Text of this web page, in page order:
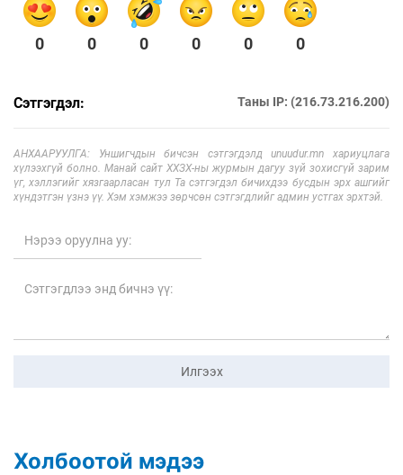
0 0 0 0 0 0
Сэтгэгдэл: Таны IP: (216.73.216.200)
АНХААРУУЛГА: Уншигчдын бичсэн сэтгэгдэлд unuudur.mn хариуцлага
хүлээхгүй болно. Манай сайт ХХЗХ-ны журмын дагуу зүй зохисгүй зарим
үг, хэллэгийг хязгаарласан тул Та сэтгэгдэл бичихдээ бусдын эрх ашгийг
хүндэтгэн үзнэ үү. Хэм хэмжээ зөрчсөн сэтгэгдлийг админ устгах эрхтэй.
Илгээх
Холбоотой мэдээ